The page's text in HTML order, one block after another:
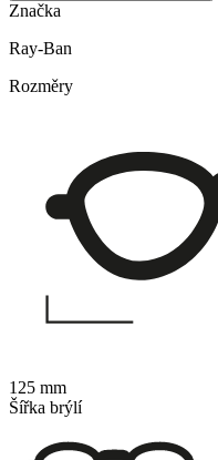
Značka
Ray-Ban
Rozměry
125 mm
Šířka brýlí